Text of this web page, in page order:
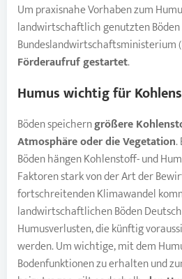
Um praxisnahe Vorhaben zum
landwirtschaftlich genutzten
Bundeslandwirtschaftsministerium
Förderaufruf gestartet.
Humuswichtig für
Böden speicherngrößere
Atmosphäre oder die Vegetation.
Böden hängen Kohlenstoff- und
Faktoren stark von der Art der
fortschreitenden Klimawandel
landwirtschaftlichen Böden
Humusverlusten, die künftig
werden. Um wichtige, mit dem
Bodenfunktionen zu erhalten und